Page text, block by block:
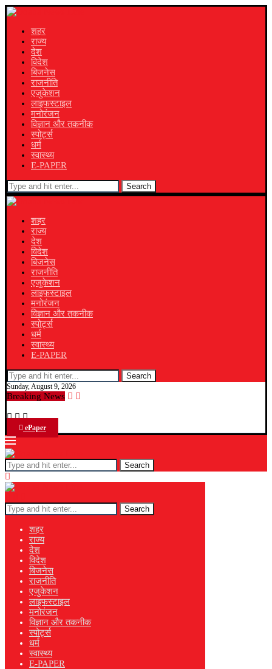
शहर
राज्य
देश
विदेश
बिजनेस
राजनीति
एजुकेशन
लाइफस्टाइल
मनोरंजन
विज्ञान और तकनीक
स्पोर्ट्स
धर्म
स्वास्थ्य
E-PAPER
Search
शहर
राज्य
देश
विदेश
बिजनेस
राजनीति
एजुकेशन
लाइफस्टाइल
मनोरंजन
विज्ञान और तकनीक
स्पोर्ट्स
धर्म
स्वास्थ्य
E-PAPER
Search
Sunday, August 9, 2026
Breaking News
ePaper
Search
Search
शहर
राज्य
देश
विदेश
बिजनेस
राजनीति
एजुकेशन
लाइफस्टाइल
मनोरंजन
विज्ञान और तकनीक
स्पोर्ट्स
धर्म
स्वास्थ्य
E-PAPER